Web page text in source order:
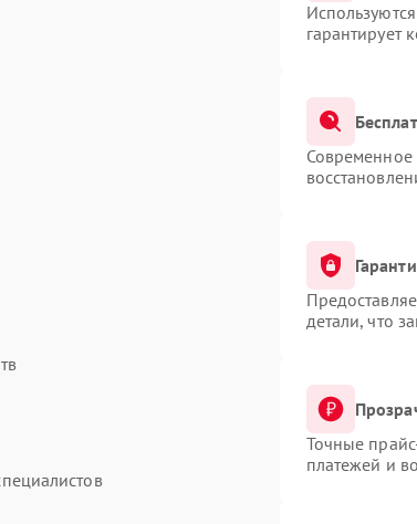
гарантирует
Современное
детали, что
Точные
платежей и